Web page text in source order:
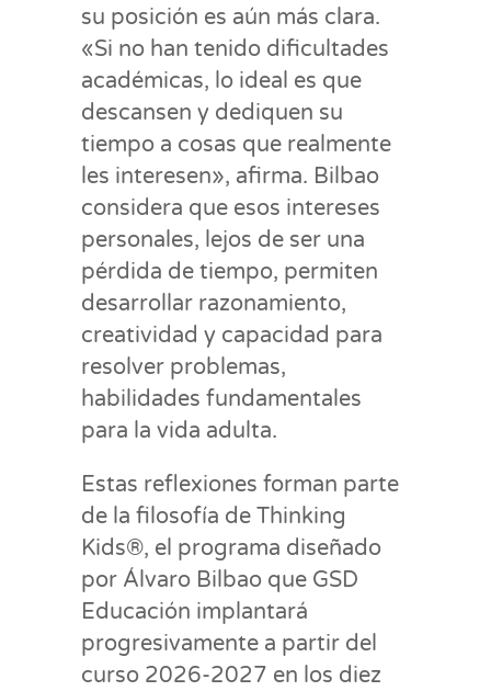
su posición es aún más clara.
«Si no han tenido dificultades
académicas, lo ideal es que
descansen y dediquen su
tiempo a cosas que realmente
les interesen», afirma. Bilbao
considera que esos intereses
personales, lejos de ser una
pérdida de tiempo, permiten
desarrollar razonamiento,
creatividad y capacidad para
resolver problemas,
habilidades fundamentales
para la vida adulta.
Estas reflexiones forman parte
de la filosofía de Thinking
Kids®, el programa diseñado
por Álvaro Bilbao que GSD
Educación implantará
progresivamente a partir del
curso 2026-2027 en los diez